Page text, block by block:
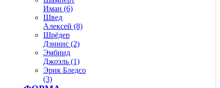
Иман (6)
Швед
Алексей (8)
Шрёдер
Дэннис (2)
Эмбиид
Джоэль (1)
Эрик Бледсо
(3)